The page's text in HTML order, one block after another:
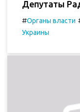
Депутаты
#Органы власти
Украины